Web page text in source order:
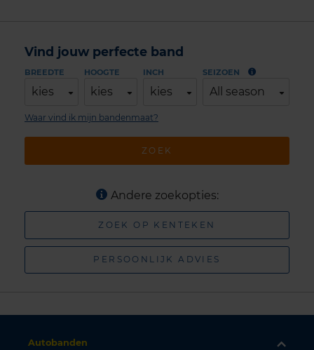
Vind jouw perfecte band
BREEDTE
kies
HOOGTE
kies
INCH
kies
SEIZOEN
All season
ZOEK
Waar vind ik mijn bandenmaat?
Andere zoekopties:
ZOEK OP KENTEKEN
PERSOONLIJK ADVIES
Autobanden